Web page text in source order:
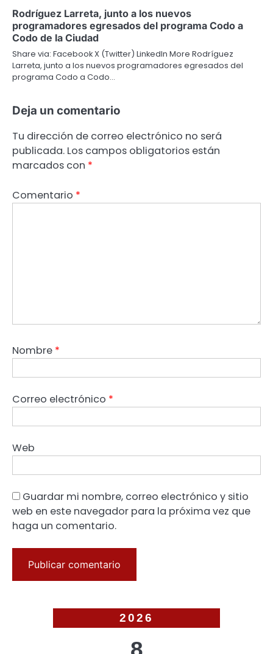
Rodríguez Larreta, junto a los nuevos
programadores egresados del programa Codo a
Codo de la Ciudad
Share via: Facebook X (Twitter) LinkedIn More Rodríguez
Larreta, junto a los nuevos programadores egresados del
programa Codo a Codo…
Deja un comentario
Tu dirección de correo electrónico no será
publicada. Los campos obligatorios están
marcados con *
Comentario *
Nombre *
Correo electrónico *
Web
Guardar mi nombre, correo electrónico y sitio
web en este navegador para la próxima vez que
haga un comentario.
2026